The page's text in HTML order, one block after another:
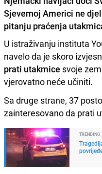
Sjevernoj Americi ne
pitanju praćenja
U istraživanju instituta
navelo da je skoro
prati utakmice svoje
vjerovatno neće učiniti.
Sa druge strane, 37
zainteresovano da prati
TRENDING